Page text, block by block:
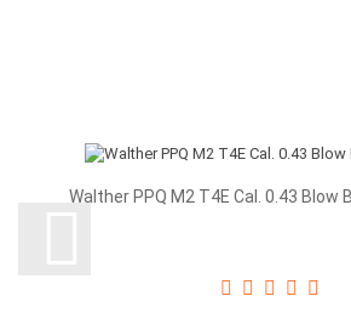
Walther PPQ M2 T4E Cal. 0.43 Blow